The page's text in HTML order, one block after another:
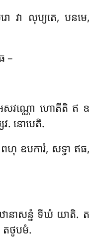
ោ វា លុប្យតេ, បនមេ,
–
អសវណ្ណោ ហោតីតិ ឥ ឧ
វ. នោបេតិ.
ឧបការំ, សទ្ធា ឥធ,
ានាសន្នំ ទីឃំ យាតិ. ត
តថូបមំ.